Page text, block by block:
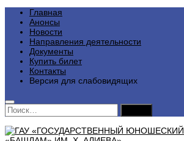
Главная
Анонсы
Новости
Направления деятельности
Документы
Купить билет
Контакты
Версия для слабовидящих
Найти: